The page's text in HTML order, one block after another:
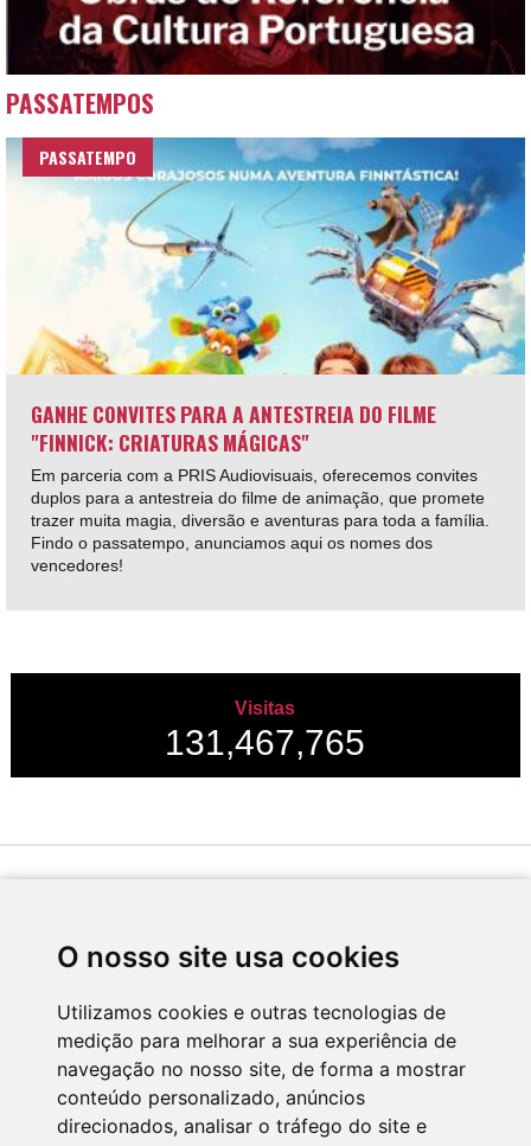
O nosso site usa cookies
Utilizamos cookies e outras tecnologias de
medição para melhorar a sua experiência de
navegação no nosso site, de forma a mostrar
conteúdo personalizado, anúncios
direcionados, analisar o tráfego do site e
PASSATEMPOS
PASSATEMPO
GANHE CONVITES PARA A ANTESTREIA DO FILME
"FINNICK: CRIATURAS MÁGICAS"
Em parceria com a PRIS Audiovisuais, oferecemos convites
duplos para a antestreia do filme de animação, que promete
trazer muita magia, diversão e aventuras para toda a família.
Findo o passatempo, anunciamos aqui os nomes dos
vencedores!
Visitas
131,467,765